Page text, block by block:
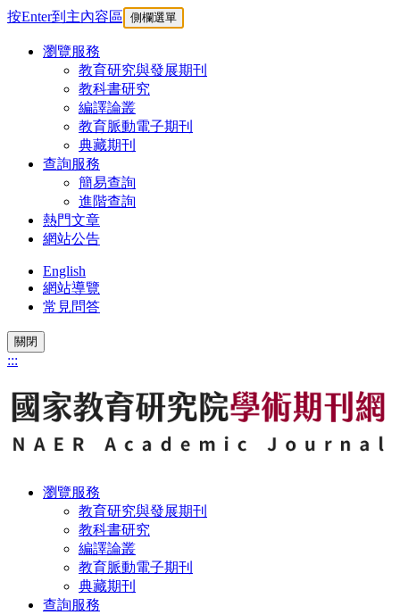
按Enter到主內容區 側欄選單
瀏覽服務
教育研究與發展期刊
教科書研究
編譯論叢
教育脈動電子期刊
典藏期刊
查詢服務
簡易查詢
進階查詢
熱門文章
網站公告
English
網站導覽
常見問答
關閉
:::
瀏覽服務
教育研究與發展期刊
教科書研究
編譯論叢
教育脈動電子期刊
典藏期刊
查詢服務